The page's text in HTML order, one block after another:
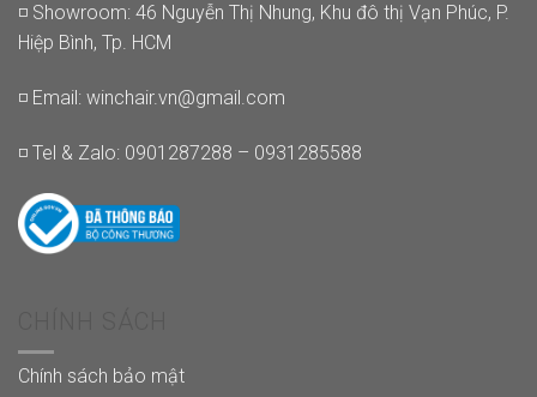
◽ Showroom: 46 Nguyễn Thị Nhung, Khu đô thị Vạn Phúc, P.
Hiệp Bình, Tp. HCM
◽ Email: winchair.vn@gmail.com
◽ Tel & Zalo: 0901287288 – 0931285588
Chính sách bảo mật